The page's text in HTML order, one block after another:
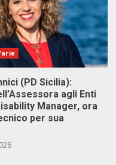
(PD Sicilia):
agli Enti
Manager, ora
per sua